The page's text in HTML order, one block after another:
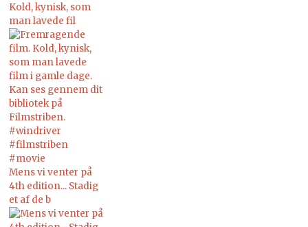
Kold, kynisk, som
man lavede fil
Mens vi venter på
4th edition... Stadig
et af de b